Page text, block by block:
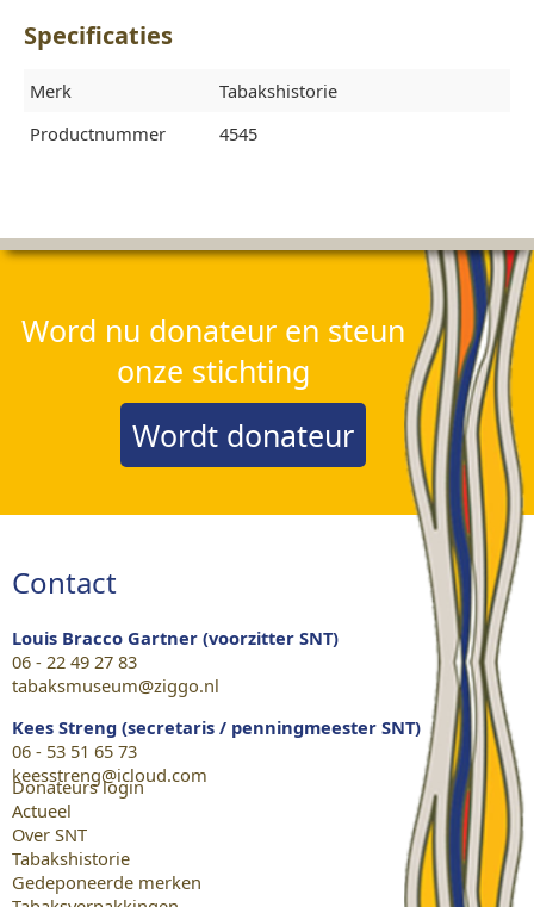
Specificaties
Merk
Tabakshistorie
Productnummer
4545
Word nu donateur en steun
onze stichting
Wordt donateur
Contact
Louis Bracco Gartner (voorzitter SNT)
06 - 22 49 27 83
tabaksmuseum@ziggo.nl
Kees Streng (secretaris / penningmeester SNT)
06 - 53 51 65 73
keesstreng@icloud.com
Donateurs login
Actueel
Over SNT
Tabakshistorie
Gedeponeerde merken